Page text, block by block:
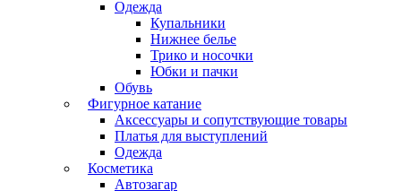
Одежда
Купальники
Нижнее белье
Трико и носочки
Юбки и пачки
Обувь
Фигурное катание
Аксессуары и сопутствующие товары
Платья для выступлений
Одежда
Косметика
Автозагар